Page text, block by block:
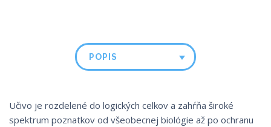
POPIS
Učivo je rozdelené do logických celkov a zahŕňa široké
spektrum poznatkov od všeobecnej biológie až po ochranu